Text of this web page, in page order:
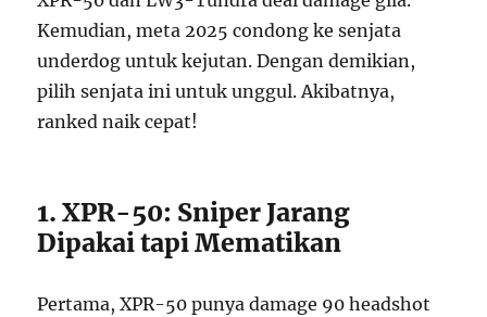
Kemudian, meta 2025 condong ke senjata
underdog untuk kejutan. Dengan demikian,
pilih senjata ini untuk unggul. Akibatnya,
ranked naik cepat!
1. XPR-50: Sniper Jarang
Dipakai tapi Mematikan
Pertama, XPR-50 punya damage 90 headshot